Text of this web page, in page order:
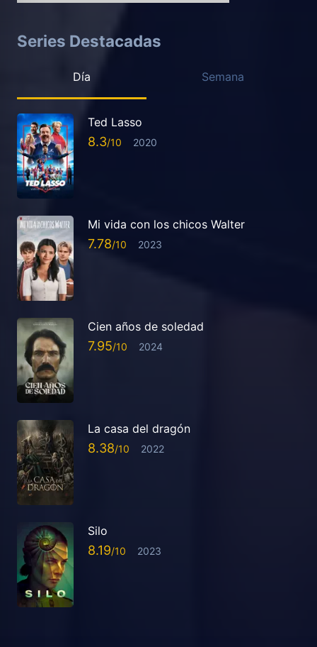
Series Destacadas
Día Semana
Ted Lasso
8.3 2020
Mi vida con los chicos Walter
7.78 2023
Cien años de soledad
7.95 2024
La casa del dragón
8.38 2022
Silo
8.19 2023